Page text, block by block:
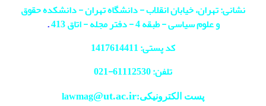
نشانی: تهران، خیابان انقلاب - دانشگاه تهران - دانشکده حقوق
و علوم سیاسی - طبقه 4 - دفتر مجله - اتاق 413
.
کد پستی: 1417614411
تلفن: 61112530-
021
پست الکترونیکی:lawmag@ut.ac.ir